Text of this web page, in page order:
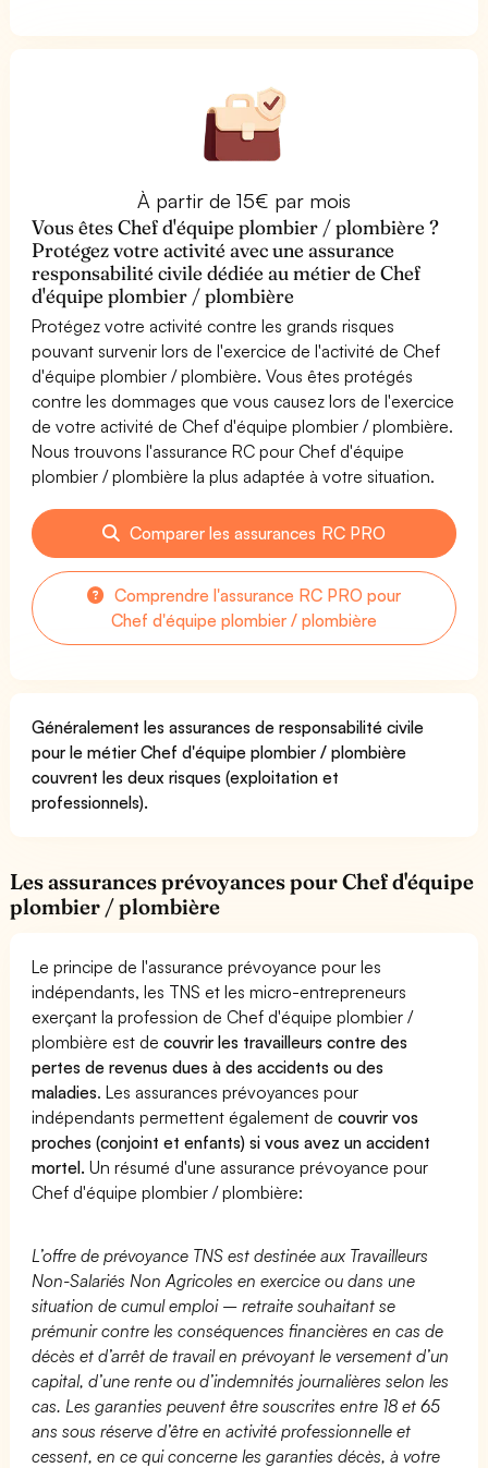
À partir de 15€ par mois
Vous êtes Chef d'équipe plombier / plombière ?
Protégez votre activité avec une assurance
responsabilité civile dédiée au métier de Chef
d'équipe plombier / plombière
Protégez votre activité contre les grands risques
pouvant survenir lors de l'exercice de l'activité de Chef
d'équipe plombier / plombière. Vous êtes protégés
contre les dommages que vous causez lors de l'exercice
de votre activité de Chef d'équipe plombier / plombière.
Nous trouvons l'assurance RC pour Chef d'équipe
plombier / plombière la plus adaptée à votre situation.
Comparer les assurances RC PRO
Comprendre l'assurance RC PRO pour
Chef d'équipe plombier / plombière
Généralement les assurances de responsabilité civile
pour le métier Chef d'équipe plombier / plombière
couvrent les deux risques (exploitation et
professionnels).
Les assurances prévoyances pour Chef d'équipe
plombier / plombière
Le principe de l'assurance prévoyance pour les
indépendants, les TNS et les micro-entrepreneurs
exerçant la profession de Chef d'équipe plombier /
plombière est decouvrir les travailleurs contre des
pertes de revenus dues à des accidents ou des
maladies. Les assurances prévoyances pour
indépendants permettent également decouvrir vos
proches (conjoint et enfants) si vous avez un accident
mortel. Un résumé d'une assurance prévoyance pour
Chef d'équipe plombier / plombière:
L’offre de prévoyance TNS est destinée aux Travailleurs
Non-Salariés Non Agricoles en exercice ou dans une
situation de cumul emploi – retraite souhaitant se
prémunir contre les conséquences financières en cas de
décès et d’arrêt de travail en prévoyant le versement d’un
capital, d’une rente ou d’indemnités journalières selon les
cas. Les garanties peuvent être souscrites entre 18 et 65
ans sous réserve d’être en activité professionnelle et
cessent, en ce qui concerne les garanties décès, à votre